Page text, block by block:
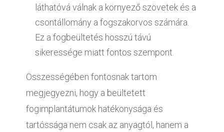
láthatóvá válnak a környező szövetek és a
csontállomány a fogszakorvos számára.
Ez a fogbeültetés hosszú távú
sikeressége miatt fontos szempont.
Összességében fontosnak tartom
megjegyezni, hogy a beültetett
fogimplantátumok hatékonysága és
tartóssága nem csak az anyagtól, hanem a